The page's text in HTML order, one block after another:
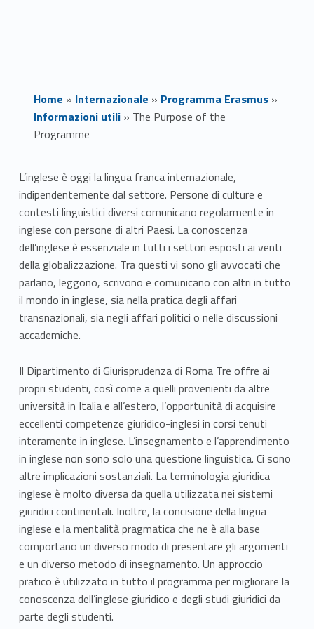
Home » Internazionale » Programma Erasmus»
Informazioni utili» The Purpose of the
Programme
T
h
e
P
u
r
p
o
s
e
o
f
t
h
e
P
L’inglese è oggi la lingua franca internazionale,
indipendentemente dal settore. Persone di culture e
contesti linguistici diversi comunicano regolarmente in
inglese con persone di altri Paesi. La conoscenza
dell’inglese è essenziale in tutti i settori esposti ai venti
della globalizzazione. Tra questi vi sono gli avvocati che
parlano, leggono, scrivono e comunicano con altri in tutto
il mondo in inglese, sia nella pratica degli affari
transnazionali, sia negli affari politici o nelle discussioni
accademiche.
Il Dipartimento di Giurisprudenza di Roma Tre offre ai
propri studenti, così come a quelli provenienti da altre
università in Italia e all’estero, l’opportunità di acquisire
eccellenti competenze giuridico-inglesi in corsi tenuti
interamente in inglese. L’insegnamento e l’apprendimento
in inglese non sono solo una questione linguistica. Ci sono
altre implicazioni sostanziali. La terminologia giuridica
inglese è molto diversa da quella utilizzata nei sistemi
giuridici continentali. Inoltre, la concisione della lingua
inglese e la mentalità pragmatica che ne è alla base
comportano un diverso modo di presentare gli argomenti
e un diverso metodo di insegnamento. Un approccio
pratico è utilizzato in tutto il programma per migliorare la
conoscenza dell’inglese giuridico e degli studi giuridici da
parte degli studenti.